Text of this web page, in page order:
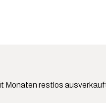
Monaten restlos